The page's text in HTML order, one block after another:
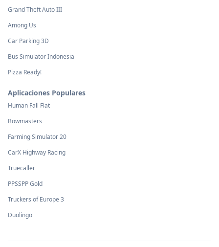
Grand Theft Auto III
Among Us
Car Parking 3D
Bus Simulator Indonesia
Pizza Ready!
Aplicaciones Populares
Human Fall Flat
Bowmasters
Farming Simulator 20
CarX Highway Racing
Truecaller
PPSSPP Gold
Truckers of Europe 3
Duolingo